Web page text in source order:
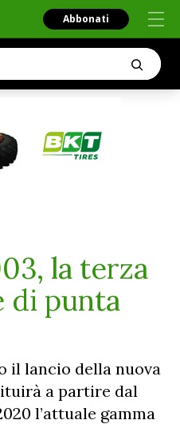
Abbonati
la terza
di punta
il lancio della nuova
a partire dal
l’attuale gamma